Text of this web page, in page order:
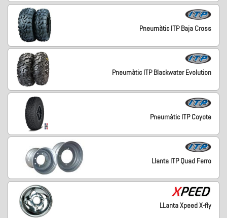
Pneumàtic ITP Baja Cross
Pneumàtic ITP Blackwater Evolution
Pneumàtic ITP Coyote
Llanta ITP Quad Ferro
LLanta Xpeed X-fly